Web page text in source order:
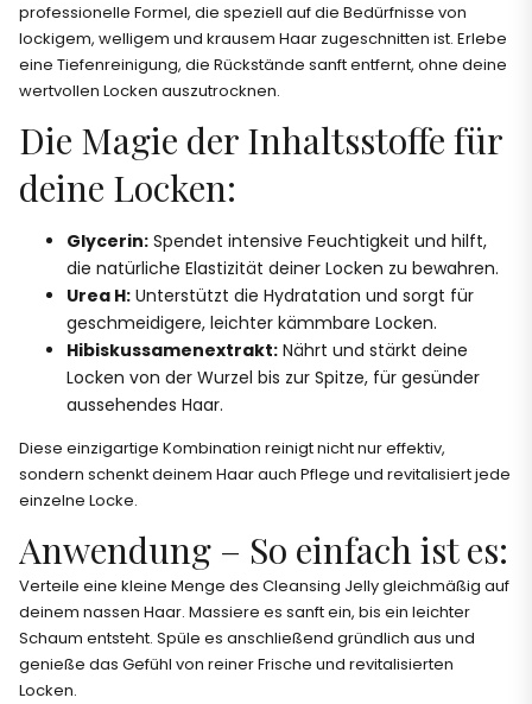
professionelle Formel, die speziell auf die Bedürfnisse von
lockigem, welligem und krausem Haar zugeschnitten ist. Erlebe
eine Tiefenreinigung, die Rückstände sanft entfernt, ohne deine
wertvollen Locken auszutrocknen.
Die Magie der Inhaltsstoffe für
deine Locken:
Glycerin: Spendet intensive Feuchtigkeit und hilft,
die natürliche Elastizität deiner Locken zu bewahren.
Urea H: Unterstützt die Hydratation und sorgt für
geschmeidigere, leichter kämmbare Locken.
Hibiskussamenextrakt: Nährt und stärkt deine
Locken von der Wurzel bis zur Spitze, für gesünder
aussehendes Haar.
Diese einzigartige Kombination reinigt nicht nur effektiv,
sondern schenkt deinem Haar auch Pflege und revitalisiert jede
einzelne Locke.
Anwendung – So einfach ist es:
Verteile eine kleine Menge des Cleansing Jelly gleichmäßig auf
deinem nassen Haar. Massiere es sanft ein, bis ein leichter
Schaum entsteht. Spüle es anschließend gründlich aus und
genieße das Gefühl von reiner Frische und revitalisierten
Locken.